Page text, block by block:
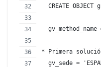
CREATE OBJECT
gv_method_name
* Primera
gv_sede =